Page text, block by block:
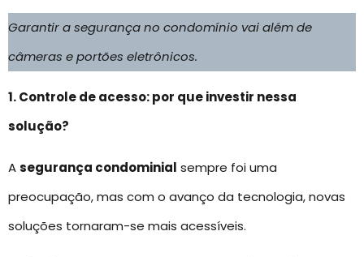
Garantir a segurança no condomínio vai além de
câmeras e portões eletrônicos.
1. Controle de acesso: por que investir nessa
solução?
Asegurança condominial sempre foi uma
preocupação, mas com o avanço da tecnologia, novas
soluções tornaram-se mais acessíveis.